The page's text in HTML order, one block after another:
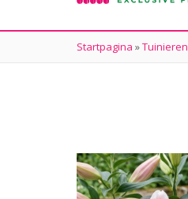
Startpagina »Tuinieren